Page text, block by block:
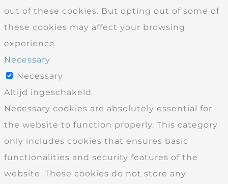
out of these cookies. But opting out of some of
these cookies may affect your browsing
experience.
Necessary
Necessary
Altijd ingeschakeld
Necessary cookies are absolutely essential for
the website to function properly. This category
only includes cookies that ensures basic
functionalities and security features of the
website. These cookies do not store any